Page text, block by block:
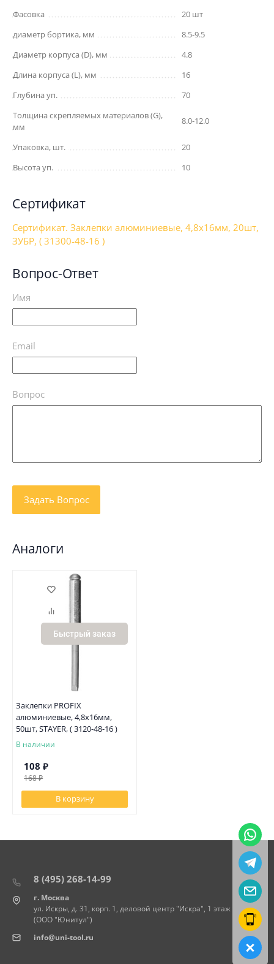
Фасовка
20 шт
диаметр бортика, мм
8.5-9.5
Диаметр корпуса (D), мм
4.8
Длина корпуса (L), мм
16
Глубина уп.
70
Толщина скрепляемых материалов (G),
мм
8.0-12.0
Упаковка, шт.
20
Высота уп.
10
Сертификат
Сертификат. Заклепки алюминиевые, 4,8х16мм, 20шт,
ЗУБР, ( 31300-48-16 )
Вопрос-Ответ
Имя
Email
Вопрос
Аналоги
Быстрый заказ
Заклепки PROFIX
алюминиевые, 4,8х16мм,
50шт, STAYER, ( 3120-48-16 )
В наличии
108 ₽
168₽
В корзину
8 (495) 268-14-99
г. Москва
ул. Искры, д. 31, корп. 1, деловой центр "Искра", 1 этаж
(ООО "Юнитул")
info@uni-tool.ru